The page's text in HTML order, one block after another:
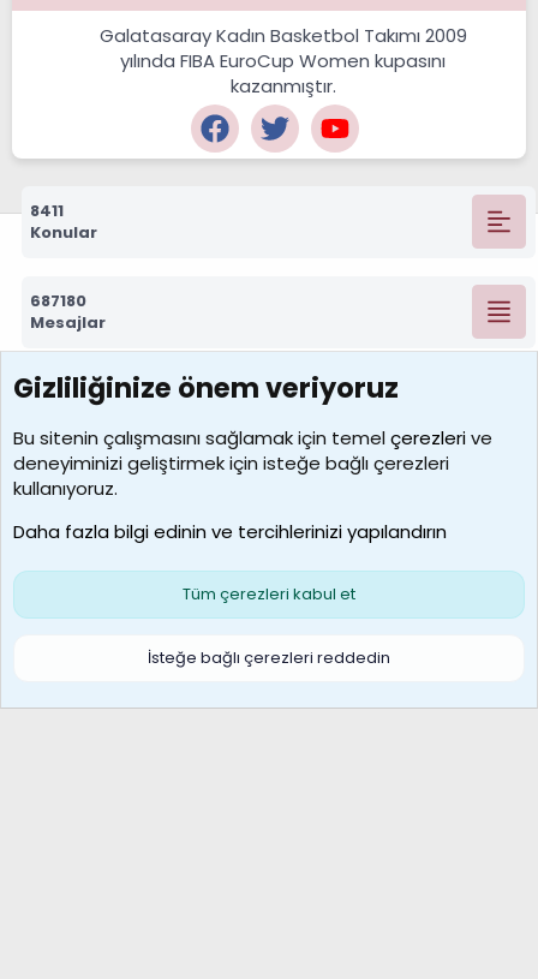
Galatasaray Kadın Basketbol Takımı 2009
yılında FIBA EuroCup Women kupasını
kazanmıştır.
8411
Konular
687180
Mesajlar
7388
Kullanıcılar
borabekirogluu
Son üye
Çerezler
S
Gizliliğinize önem veriyoruz
Bu sitenin çalışmasını sağlamak için temelçerezlerive
deneyiminizi geliştirmek için isteğe bağlı çerezleri
kullanıyoruz.
Daha fazla bilgi edinin ve tercihlerinizi yapılandırın
Tüm çerezleri kabul et
İsteğe bağlı çerezleri reddedin